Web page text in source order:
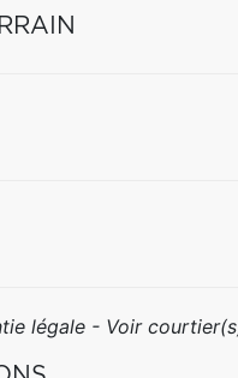
légale - Voir